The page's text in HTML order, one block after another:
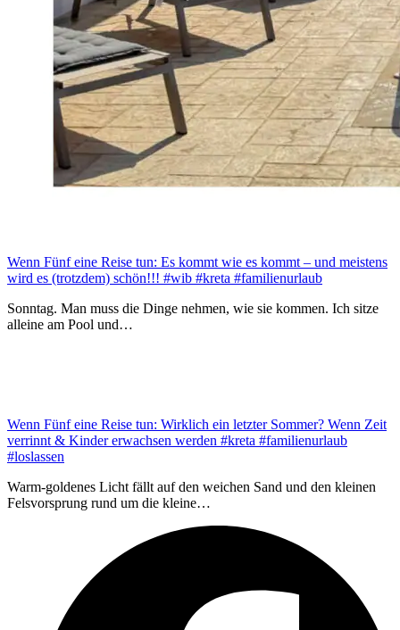
Wenn Fünf eine Reise tun: Es kommt wie es kommt – und meistens
wird es (trotzdem) schön!!! #wib #kreta #familienurlaub
Sonntag. Man muss die Dinge nehmen, wie sie kommen. Ich sitze
alleine am Pool und…
Wenn Fünf eine Reise tun: Wirklich ein letzter Sommer? Wenn Zeit
verrinnt & Kinder erwachsen werden #kreta #familienurlaub
#loslassen
Warm-goldenes Licht fällt auf den weichen Sand und den kleinen
Felsvorsprung rund um die kleine…